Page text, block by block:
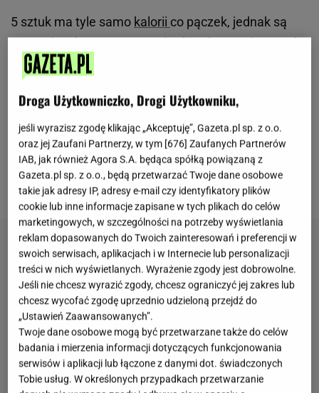
5 sztuk ma tyle samo kalorii co pączek, jednak są
znacznie zdrowsze - ten opis charakteryzujeorzechy
włoskie. Kalorie w nich zawarte rzeczywiście są
duże. W 100 gramach produktu znajduje się aż 645
kalorii, co przekłada się na 16 gramówbiałka
gramów tłuszczu, 18 gramów węglowodanów oraz
6,5 gramów błonnika. Od czasu do czasu warto
jednak sięgać po orzechy włoskie, ze względu na ich
zdrowotne właściwości.
Droga Użytkowniczko, Drogi Użytkowniku,
jeśli wyrazisz zgodę klikając „Akceptuję”, Gazeta.pl sp. z o.o.
oraz jej Zaufani Partnerzy, w tym [676] Zaufanych Partnerów
IAB, jak również Agora S.A. będąca spółką powiązaną z
Gazeta.pl sp. z o.o., będą przetwarzać Twoje dane osobowe
takie jak adresy IP, adresy e-mail czy identyfikatory plików
cookie lub inne informacje zapisane w tych plikach do celów
marketingowych, w szczególności na potrzeby wyświetlania
reklam dopasowanych do Twoich zainteresowań i preferencji w
swoich serwisach, aplikacjach i w Internecie lub personalizacji
treści w nich wyświetlanych. Wyrażenie zgody jest dobrowolne.
Jeśli nie chcesz wyrazić zgody, chcesz ograniczyć jej zakres lub
chcesz wycofać zgodę uprzednio udzieloną przejdź do
„Ustawień Zaawansowanych”.
Twoje dane osobowe mogą być przetwarzane także do celów
badania i mierzenia informacji dotyczących funkcjonowania
serwisów i aplikacji lub łączone z danymi dot. świadczonych
Tobie usług. W określonych przypadkach przetwarzanie